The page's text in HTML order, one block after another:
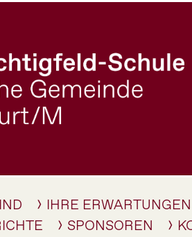
IHRE ERWARTUNGEN
SPONSOREN